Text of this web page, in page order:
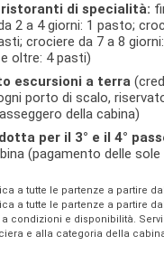
ristoranti di specialità:
2 a 4 giorni: 1 pasto;
crociere da 7 a 8
oltre: 4 pasti)
escursioni a terra
porto di scalo,
della cabina)
per il 3° e il 4°
(pagamento delle
a tutte le partenze a partire
a tutte le partenze a partire
a condizioni e disponibilità.
e alla categoria della